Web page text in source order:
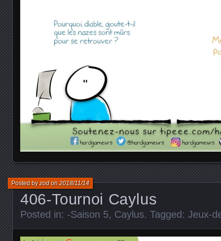
406-Tournoi Caylus
Posted byzodon2018/11/14
Posted in: -Saison 5, Caylus. Tagged: Jeux-